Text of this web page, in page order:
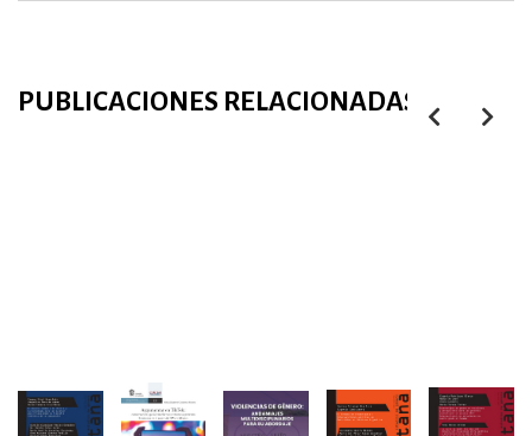
PUBLICACIONES RELACIONADAS